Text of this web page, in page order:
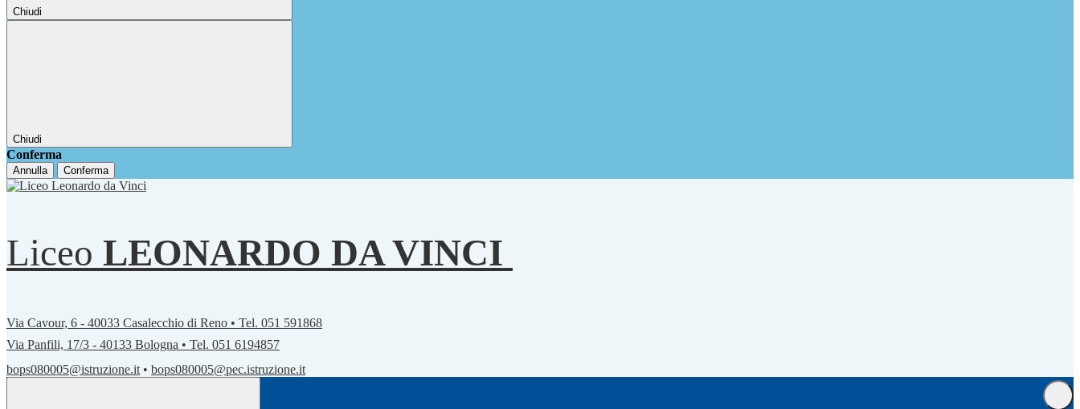
Chiudi
Chiudi
Conferma
Annulla Conferma
Liceo LEONARDO DA VINCI
Via Cavour, 6 - 40033 Casalecchio di Reno • Tel. 051 591868
Via Panfili, 17/3 - 40133 Bologna • Tel. 051 6194857
bops080005@istruzione.it • bops080005@pec.istruzione.it